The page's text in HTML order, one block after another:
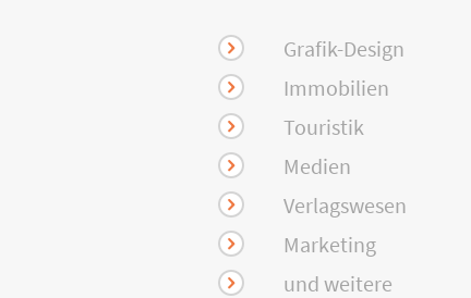
Grafik-Design
Immobilien
Touristik
Medien
Verlagswesen
Marketing
und weitere